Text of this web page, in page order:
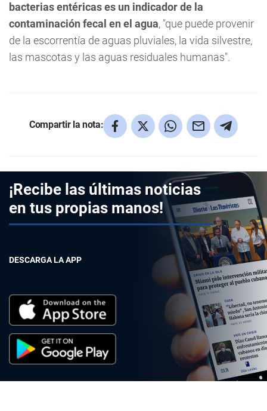
bacterias entéricas es un indicador de la
contaminación fecal en el agua, "que puede provenir
de la escorrentía de aguas pluviales, la vida silvestre,
las mascotas y las aguas residuales humanas".
Compartir la nota:
¡Recibe las últimas noticias
en tus propias manos!
DESCARGA LA APP